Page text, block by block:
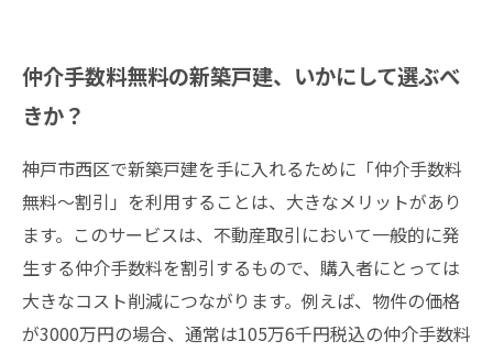
仲介手数料無料の新築戸建、いかにして選ぶべ
きか？
神戸市西区で新築戸建を手に入れるために「仲介手数料
無料～割引」を利用することは、大きなメリットがあり
ます。このサービスは、不動産取引において一般的に発
生する仲介手数料を割引するもので、購入者にとっては
大きなコスト削減につながります。例えば、物件の価格
が3000万円の場合、通常は105万6千円税込の仲介手数料